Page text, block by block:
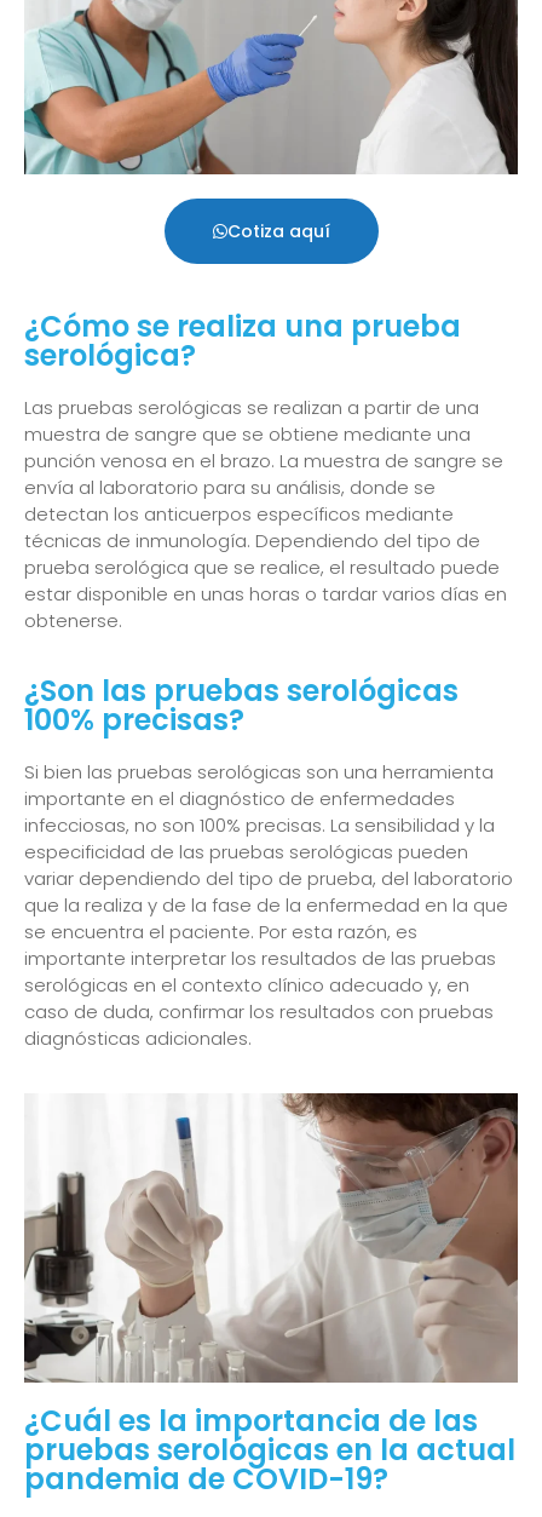
Cotiza aquí
¿Cómo se realiza una prueba
serológica?
Las pruebas serológicas se realizan a partir de una
muestra de sangre que se obtiene mediante una
punción venosa en el brazo. La muestra de sangre se
envía al laboratorio para su análisis, donde se
detectan los anticuerpos específicos mediante
técnicas de inmunología. Dependiendo del tipo de
prueba serológica que se realice, el resultado puede
estar disponible en unas horas o tardar varios días en
obtenerse.
¿Son las pruebas serológicas
100% precisas?
Si bien las pruebas serológicas son una herramienta
importante en el diagnóstico de enfermedades
infecciosas, no son 100% precisas. La sensibilidad y la
especificidad de las pruebas serológicas pueden
variar dependiendo del tipo de prueba, del laboratorio
que la realiza y de la fase de la enfermedad en la que
se encuentra el paciente. Por esta razón, es
importante interpretar los resultados de las pruebas
serológicas en el contexto clínico adecuado y, en
caso de duda, confirmar los resultados con pruebas
diagnósticas adicionales.
¿Cuál es la importancia de las
pruebas serológicas en la actual
pandemia de COVID-19?